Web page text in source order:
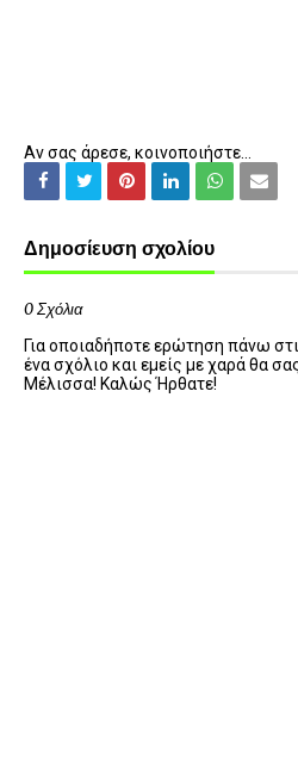
Αν σας άρεσε, κοινοποιήστε...
Δημοσίευση σχολίου
0 Σχόλια
Για οποιαδήποτε ερώτηση πάνω
ένα σχόλιο και εμείς με χαρά θα
Μέλισσα! Καλώς Ήρθατε!